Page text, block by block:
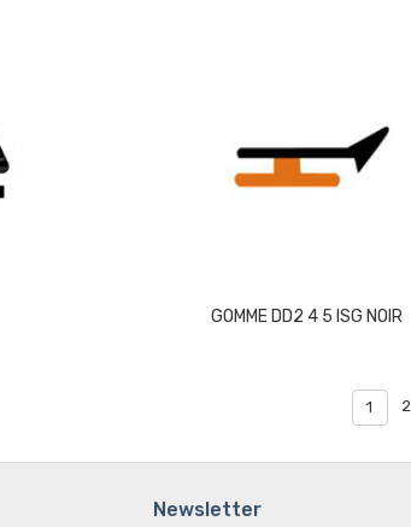
GOMME DD2 4 5 ISG NOIR
1 2
Newsletter